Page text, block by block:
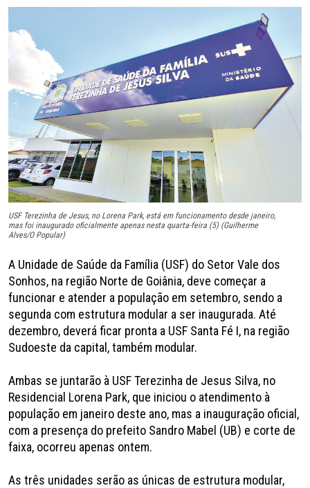
USF Terezinha de Jesus, no Lorena Park, está em funcionamento desde janeiro,
mas foi inaugurado oficialmente apenas nesta quarta-feira (5) (Guilherme
Alves/O Popular)
A Unidade de Saúde da Família (USF) do Setor Vale dos
Sonhos, na região Norte de Goiânia, deve começar a
funcionar e atender a população em setembro, sendo a
segunda com estrutura modular a ser inaugurada. Até
dezembro, deverá ficar pronta a USF Santa Fé I, na região
Sudoeste da capital, também modular.
Ambas se juntarão à USF Terezinha de Jesus Silva, no
Residencial Lorena Park, que iniciou o atendimento à
população em janeiro deste ano, mas a inauguração oficial,
com a presença do prefeito Sandro Mabel (UB) e corte de
faixa, ocorreu apenas ontem.
As três unidades serão as únicas de estrutura modular,